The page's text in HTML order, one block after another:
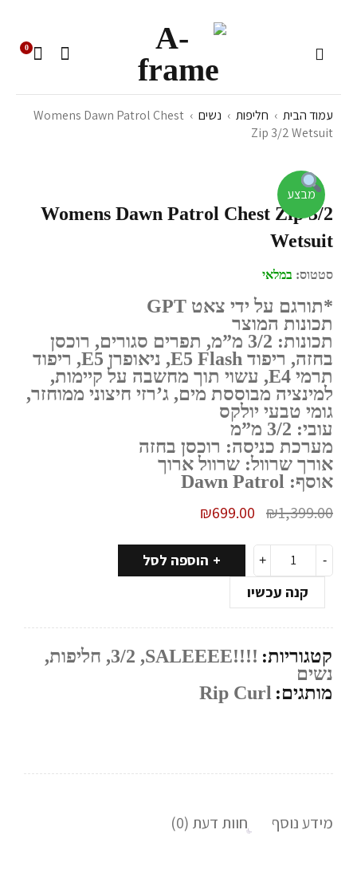
0
עמוד הבית › חליפות › נשים ›
Womens Dawn Patrol Chest
Zip 3/2 Wetsuit
מבצע
Womens Dawn Patrol Chest Zip 3/2
Wetsuit
סטטוס: במלאי
*תורגם על ידי צאט GPT
תכונות המוצר
תכונות: 3/2 מ”מ, תפרים סגורים, רוכסן
בחזה, ריפוד E5 Flash, ניאופרן E5, ריפוד
תרמי E4, עשוי תוך מחשבה על קיימות,
למינציה מבוססת מים, ג’רזי חיצוני ממוחזר,
גומי טבעי יולקס
עובי: 3/2 מ”מ
מערכת כניסה: רוכסן בחזה
אורך שרוול: שרוול ארוך
אוסף: Dawn Patrol
₪1,399.00
₪699.00
הוספה לסל
קנה עכשיו
קטגוריות: !!!!SALEEEE
,
3/2
, חליפות,
נשים
מותגים: Rip Curl
מידע נוסף חוות דעת (0)